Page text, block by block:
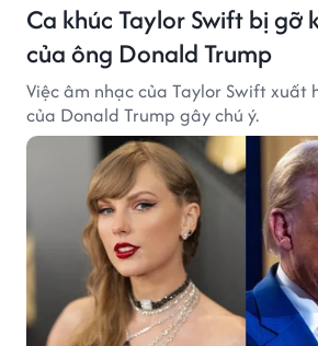
Ca khúc Taylor Swift bị gỡ
của ông Donald Trump
Việc âm nhạc của Taylor Swift xuất
của Donald Trump gây chú ý.